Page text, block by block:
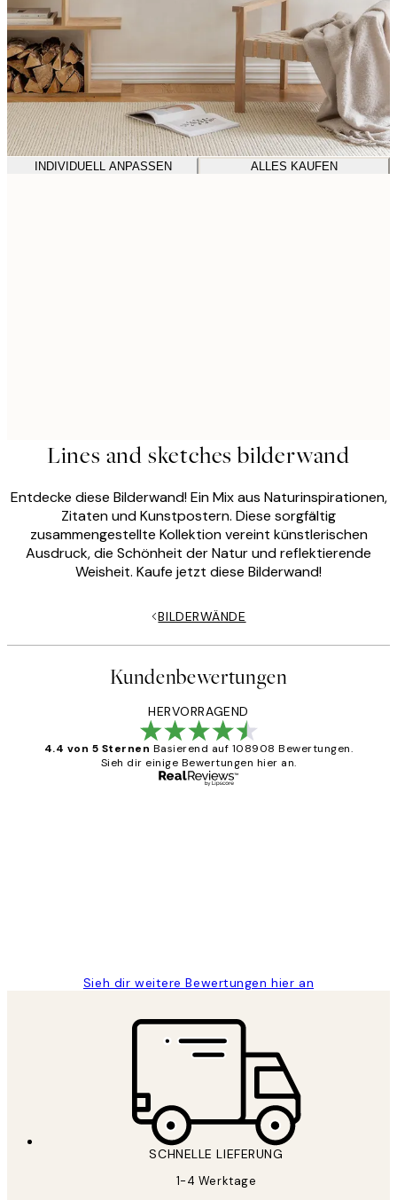
INDIVIDUELL ANPASSEN ALLES KAUFEN
Lines and sketches bilderwand
Entdecke diese Bilderwand! Ein Mix aus Naturinspirationen,
Zitaten und Kunstpostern. Diese sorgfältig
zusammengestellte Kollektion vereint künstlerischen
Ausdruck, die Schönheit der Natur und reflektierende
Weisheit. Kaufe jetzt diese Bilderwand!
BILDERWÄNDE
Kundenbewertungen
HERVORRAGEND
4.4 von 5 Sternen Basierend auf 108908 Bewertungen.
Sieh dir einige Bewertungen hier an.
Sieh dir weitere Bewertungen hier an
SCHNELLE LIEFERUNG
1-4 Werktage